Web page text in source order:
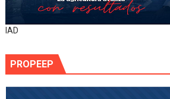
IAD
PROPEEP